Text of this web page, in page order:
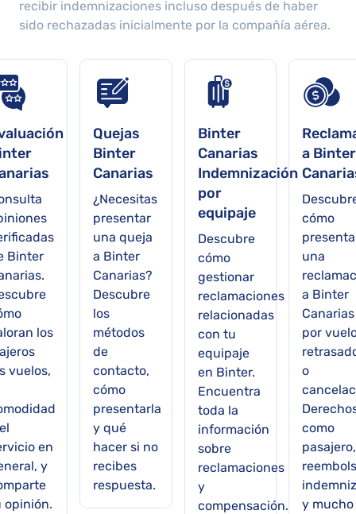
recibir indemnizaciones incluso después de haber
sido rechazadas inicialmente por la compañía aérea.
Binter
los
vuelos,
en
y
opinión.
Quejas
Binter
Canarias
¿Necesitas
presentar
una queja
a Binter
Canarias?
Descubre
los
métodos
de
contacto,
cómo
presentarla
y qué
hacer si no
recibes
respuesta.
Binter
Canarias
Indemnización
por
equipaje
Descubre
cómo
gestionar
reclamaciones
relacionadas
con tu
equipaje
en Binter.
Encuentra
toda la
información
sobre
reclamaciones
y
compensación.
a Binter
cómo
una
a Binter
Canarias
por
o
como
pasajero,
y mucho